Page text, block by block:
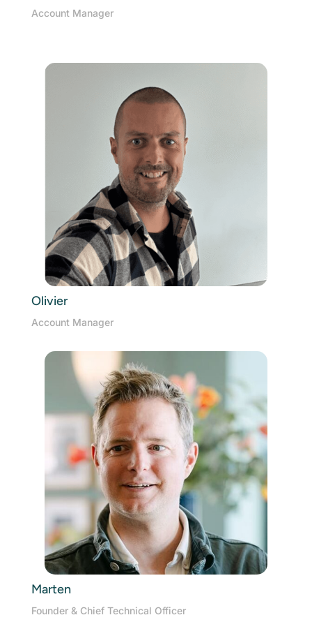
Account Manager
Olivier
Account Manager
Marten
Founder & Chief Technical Officer